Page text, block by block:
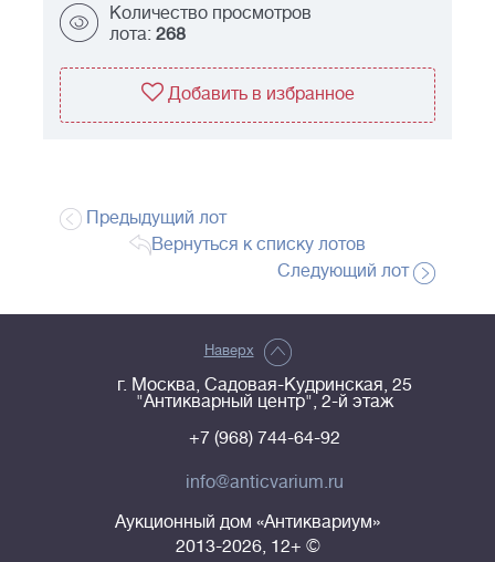
Количество просмотров
лота: 268
Добавить в избранное
Предыдущий лот
Вернуться к списку лотов
Следующий лот
Наверх
г. Москва, Садовая-Кудринская, 25
"Антикварный центр", 2-й этаж
+7 (968) 744-64-92
info@anticvarium.ru
Аукционный дом «Антиквариум»
2013-2026, 12+ ©